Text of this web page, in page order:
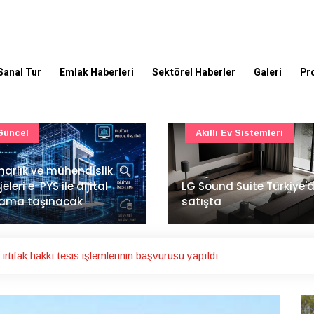
Tur Emlak Haberleri Sektörel Haberler Galeri
Suite Türkiye'de
Ev Sistemleri
İstanbul Havalimanı'nın
ana pistinde sona doğru
Ulaşım
hakkı tesis işlemlerinin başvurusu yapıldı